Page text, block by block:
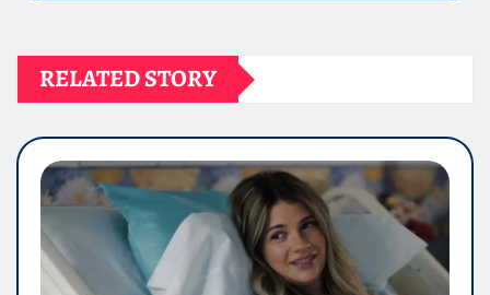
RELATED STORY